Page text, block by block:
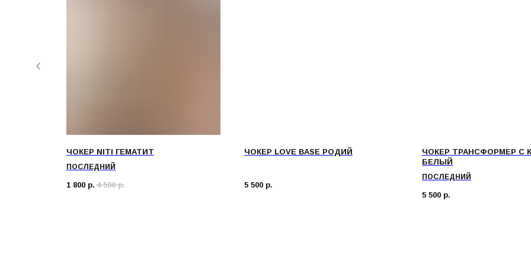
ЧОКЕР NITI ГЕМАТИТ
ПОСЛЕДНИЙ
1 800 р. 4 500 р.
ЧОКЕР LOVE BASE РОДИЙ
5 500 р.
ЧОКЕР ТРАНСФОРМЕР С
БЕЛЫЙ
ПОСЛЕДНИЙ
5 500 р.